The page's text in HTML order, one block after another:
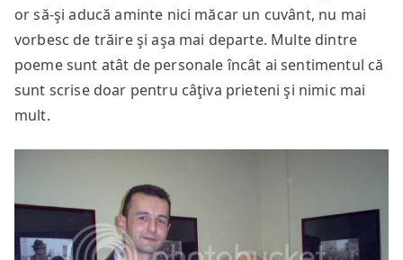
or să-şi aducă aminte nici măcar un cuvânt, nu mai
vorbesc de trăire şi aşa mai departe. Multe dintre
poeme sunt atât de personale încât ai sentimentul că
sunt scrise doar pentru câţiva prieteni şi nimic mai
mult.